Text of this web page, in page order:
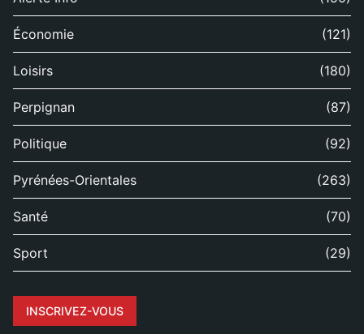
Économie (121)
Loisirs (180)
Perpignan (87)
Politique (92)
Pyrénées-Orientales (263)
Santé (70)
Sport (29)
INSCRIVEZ-VOUS